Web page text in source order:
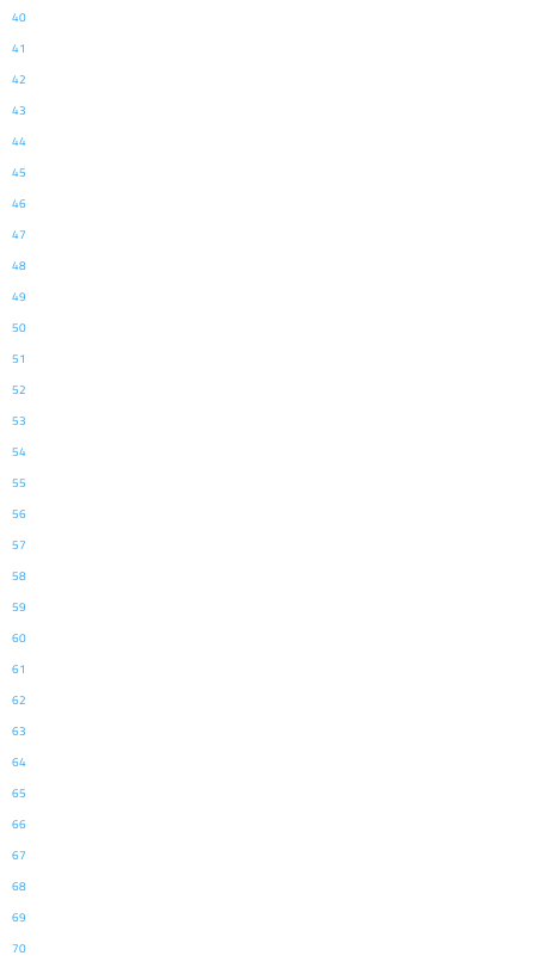
40
41
42
43
44
45
46
47
48
49
50
51
52
53
54
55
56
57
58
59
60
61
62
63
64
65
66
67
68
69
70